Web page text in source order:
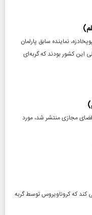
نماینده سابق پارلمان
کشور بودند که گربه‌ای
مجازی منتشر شد، مورد
که کروناویروس توسط گربه